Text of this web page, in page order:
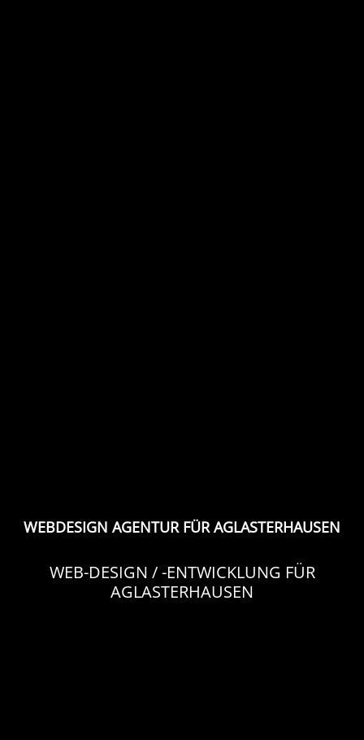
WEBDESIGN AGENTUR FÜR AGLASTERHAUSEN
WEB-DESIGN / -ENTWICKLUNG FÜR
AGLASTERHAUSEN